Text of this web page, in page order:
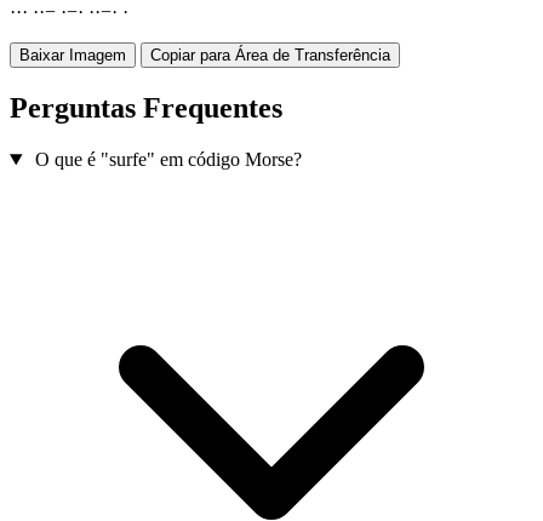
··· ··− ·−· ··−· ·
Baixar Imagem Copiar para Área de Transferência
Perguntas Frequentes
O que é "surfe" em código Morse?